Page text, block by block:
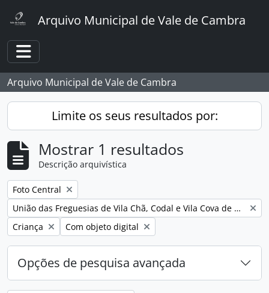
Arquivo Municipal de Vale de Cambra
Toggle navigation
Arquivo Municipal de Vale de Cambra
Limite os seus resultados por:
Mostrar 1 resultados
Descrição arquivística
Remover filtro:
Foto Central
Remover filtro:
União das Freguesias de Vila Chã, Codal e Vila Cova de Perrinho
Remover filtro:
Criança Remover filtro:
Com objeto digital
Opções de pesquisa avançada